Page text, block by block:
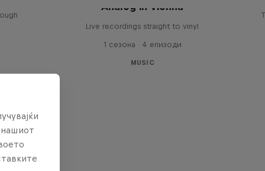
Analog in Vienna
Live recordings straight to vinyl
1 сезона · 4 епизоди
MUSIC
нашиот